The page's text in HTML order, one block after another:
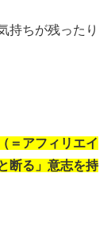
持ちが残ったり
＝アフィリエイ
断る」意志を持